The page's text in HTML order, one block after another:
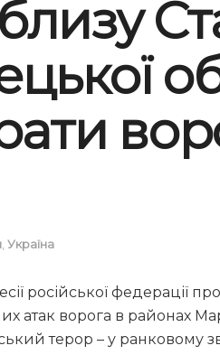
, Україна
російської федерації
атак ворога в районах
терор – у ранковому